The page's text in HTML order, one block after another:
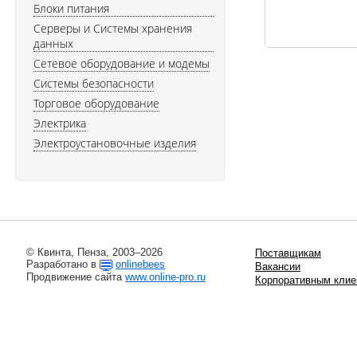
Блоки питания
Серверы и Системы хранения
данных
Сетевое оборудование и модемы
Системы безопасности
Торговое оборудование
Электрика
Электроустановочные изделия
© Квинта, Пенза, 2003–2026
Разработано в
onlinebees
Продвижение сайтаwww.online-pro.ru
Поставщикам
Вакансии
Корпоративным